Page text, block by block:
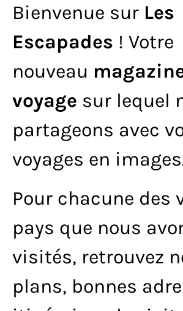
Bienvenue sur Les
Escapades ! Votre
nouveau
voyage sur lequel
partageons avec
voyages en
Pour chacune des
pays que nous
visités, retrouvez
plans, bonnes